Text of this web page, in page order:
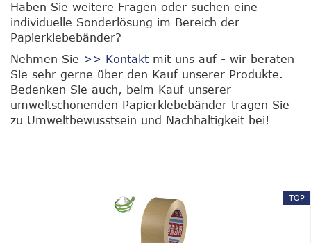
Haben Sie weitere Fragen oder suchen eine
individuelle Sonderlösung im Bereich der
Papierklebebänder?
Nehmen Sie >> Kontakt mit uns auf - wir beraten
Sie sehr gerne über den Kauf unserer Produkte.
Bedenken Sie auch, beim Kauf unserer
umweltschonenden Papierklebebänder tragen Sie
zu Umweltbewusstsein und Nachhaltigkeit bei!
TOP